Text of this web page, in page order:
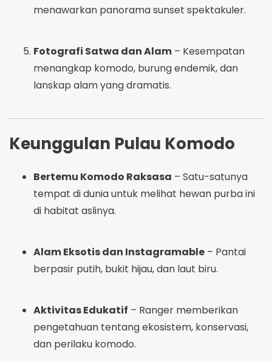
menawarkan panorama sunset spektakuler.
Fotografi Satwa dan Alam – Kesempatan
menangkap komodo, burung endemik, dan
lanskap alam yang dramatis.
Keunggulan Pulau Komodo
Bertemu Komodo Raksasa – Satu-satunya
tempat di dunia untuk melihat hewan purba ini
di habitat aslinya.
Alam Eksotis dan Instagramable – Pantai
berpasir putih, bukit hijau, dan laut biru.
Aktivitas Edukatif – Ranger memberikan
pengetahuan tentang ekosistem, konservasi,
dan perilaku komodo.